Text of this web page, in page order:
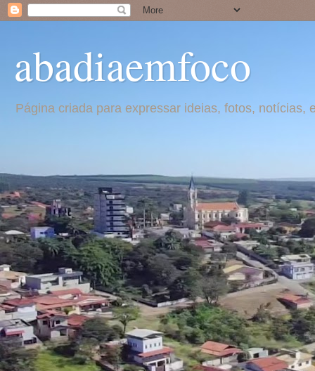
abadiaemfoco
Página criada para expressar ideias, fotos,